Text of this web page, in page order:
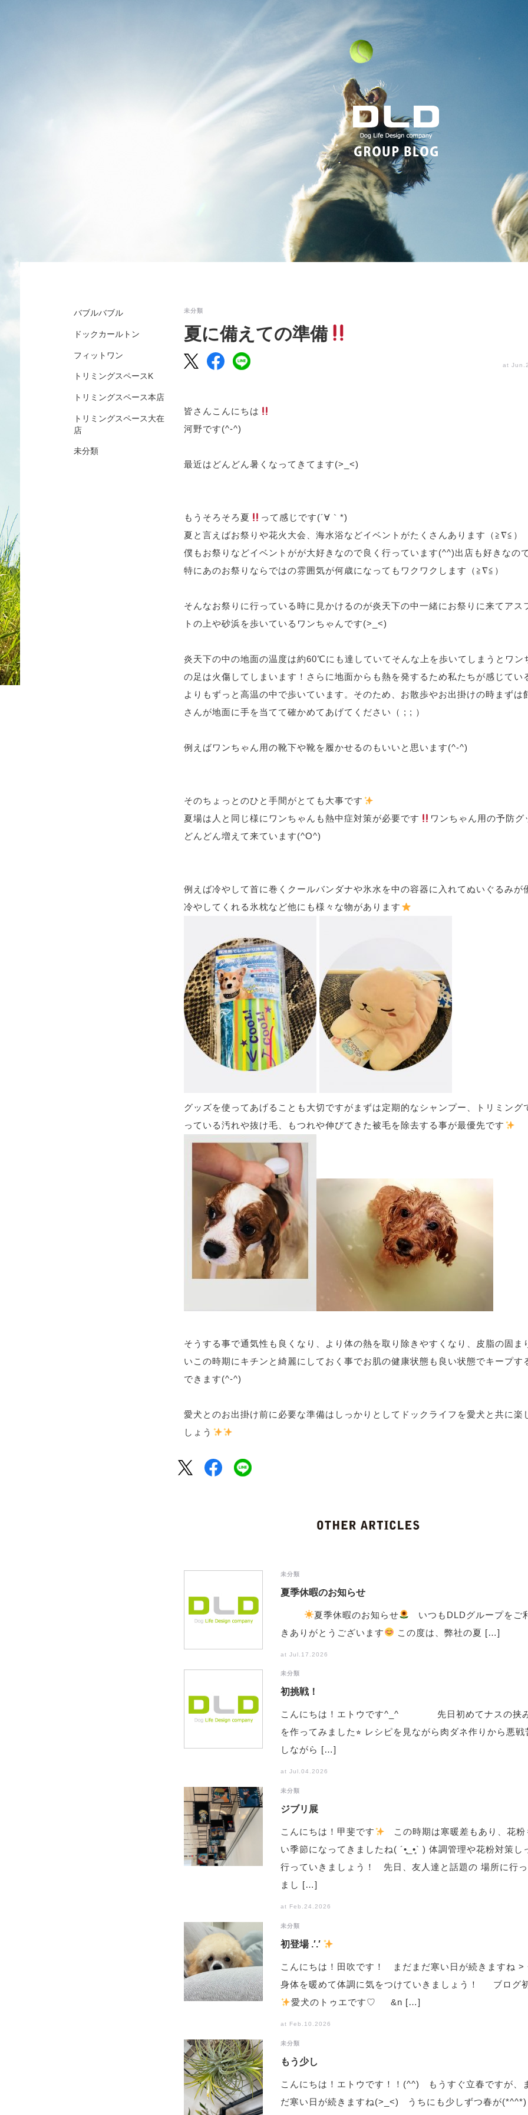
バブルバブル
ドックカールトン
フィットワン
トリミングスペースK
トリミングスペース本店
トリミングスペース大在
店
未分類
未分類
夏に備えての準備
at
皆さんこんにちは
河野です(^-^)
最近はどんどん暑くなってきてます(>_<)
もうそろそろ夏
って感じです(´∀｀*)
夏と言えばお祭りや花火大会、海水浴などイベントがたくさんあります（≧∇≦）
僕もお祭りなどイベントがが大好きなので良く行っています(^^)出店も好きなの
特にあのお祭りならではの雰囲気が何歳になってもワクワクします（≧∇≦）
そんなお祭りに行っている時に見かけるのが炎天下の中一緒にお祭りに来てアス
トの上や砂浜を歩いているワンちゃんです(>_<)
炎天下の中の地面の温度は約60℃にも達していてそんな上を歩いてしまうとワン
の足は火傷してしまいます！さらに地面からも熱を発するため私たちが感じてい
よりもずっと高温の中で歩いています。そのため、お散歩やお出掛けの時まずは
さんが地面に手を当てて確かめてあげてください（ ; ; ）
例えばワンちゃん用の靴下や靴を履かせるのもいいと思います(^-^)
そのちょっとのひと手間がとても大事です
夏場は人と同じ様にワンちゃんも熱中症対策が必要です
ワンちゃん用の予防グ
どんどん増えて来ています(^O^)
例えば冷やして首に巻くクールバンダナや氷水を中の容器に入れてぬいぐるみが
冷やしてくれる氷枕など他にも様々な物があります
グッズを使ってあげることも大切ですがまずは定期的なシャンプー、トリミング
っている汚れや抜け毛、もつれや伸びてきた被毛を除去する事が最優先です
そうする事で通気性も良くなり、より体の熱を取り除きやすくなり、皮脂の固ま
いこの時期にキチンと綺麗にしておく事でお肌の健康状態も良い状態でキープす
できます(^-^)
愛犬とのお出掛け前に必要な準備はしっかりとしてドックライフを愛犬と共に楽
しょう
未分類
夏季休暇のお知らせ
夏季休暇のお知らせ
いつもDLDグループをご
きありがとうございます
この度は、弊社の夏 […]
at Jul.17.2026
未分類
初挑戦！
こんにちは！エトウです^_^ 先日初めてナスの挟
を作ってみました⭐︎ レシピを見ながら肉ダネ作りから悪戦
しながら […]
at Jul.04.2026
未分類
ジブリ展
こんにちは！甲斐です
この時期は寒暖差もあり、花粉
い季節になってきましたね( ´•̥_•̥` ) 体調管理や花粉対策し
行っていきましょう！ 先日、友人達と話題の 場所に行
まし […]
at Feb.24.2026
未分類
初登場 .′.′
こんにちは！田吹です！ まだまだ寒い日が続きますね >
身体を暖めて体調に気をつけていきましょう！ ブログ
️愛犬のトゥエです♡ &n […]
at Feb.10.2026
未分類
もう少し
こんにちは！エトウです！！(^^) もうすぐ立春ですが、
だ寒い日が続きますね(>_<) うちにも少しずつ春が